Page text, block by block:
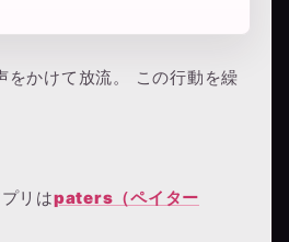
をかけて放流。 この行動を繰
リはpaters（ペイター